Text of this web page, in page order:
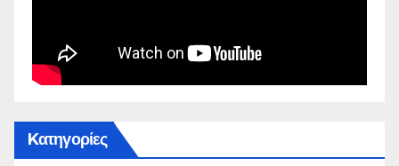
Kατηγορίες